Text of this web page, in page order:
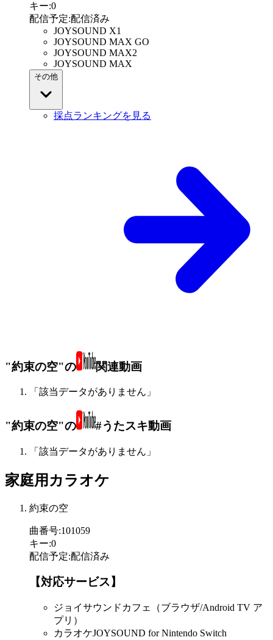
キー:0
配信予定:配信済み
JOYSOUND X1
JOYSOUND MAX GO
JOYSOUND MAX2
JOYSOUND MAX
その他
採点ランキングを見る
"約束の空"の 関連動画
「該当データがありません」
"約束の空"の #うたスキ動画
「該当データがありません」
家庭用カラオケ
約束の空
曲番号:101059
キー:0
配信予定:配信済み
【対応サービス】
ジョイサウンドカフェ（ブラウザ/Android TV ア
プリ）
カラオケJOYSOUND for Nintendo Switch